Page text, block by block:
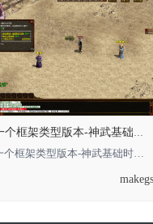
一个框架类型版本-神武基础时长版的，借鉴
一个框架类型版本-神武基础时长版的**** 本内容被作者隐藏 ****，借鉴即可 金币
makegs